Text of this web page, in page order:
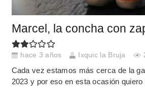
Marcel, la concha con
hace 3 años Ixquic la Bruja
Cada vez estamos más cerca de la
2023 y por eso en esta ocasión